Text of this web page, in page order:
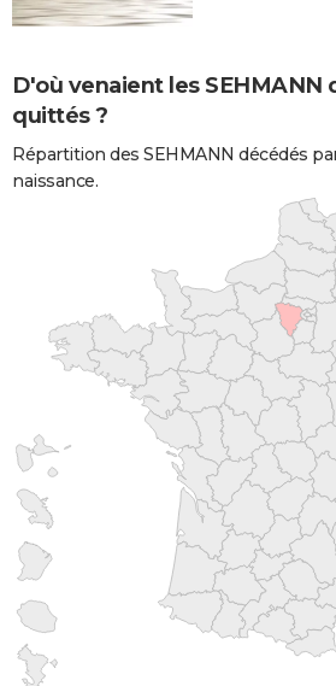
D'où venaient les SEHMANN
quittés ?
Répartition des SEHMANN décédés
naissance.